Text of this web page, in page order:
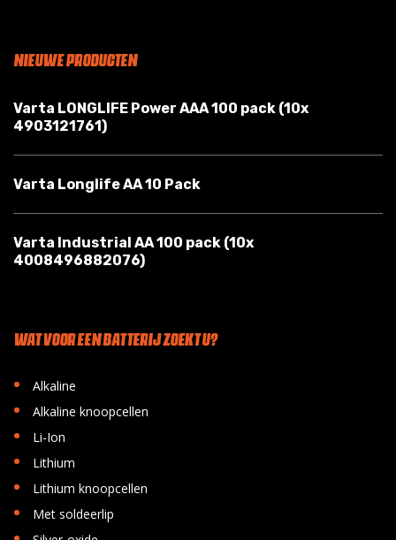
NIEUWE PRODUCTEN
Varta LONGLIFE Power AAA 100 pack (10x
4903121761)
Varta Longlife AA 10 Pack
Varta Industrial AA 100 pack (10x
4008496882076)
WAT VOOR EEN BATTERIJ ZOEKT U?
• Alkaline
• Alkaline knoopcellen
• Li-Ion
• Lithium
• Lithium knoopcellen
• Met soldeerlip